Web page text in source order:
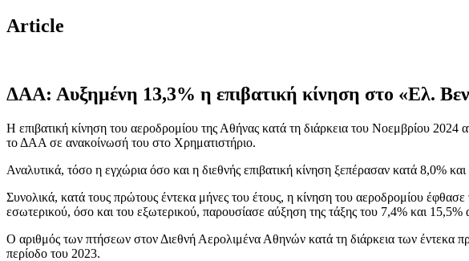
Article
ΔΑΑ: Αυξημένη 13,3% η επιβατική κίνηση στο «Ελ.
Η επιβατική κίνηση του αεροδρομίου της Αθήνας κατά τη διάρκεια του Νοεμβρίου
το ΔΑΑ σε ανακοίνωσή του στο Χρηματιστήριο.
Αναλυτικά, τόσο η εγχώρια όσο και η διεθνής επιβατική κίνηση ξεπέρασαν κατά 8,0%
Συνολικά, κατά τους πρώτους έντεκα μήνες του έτους, η κίνηση του αεροδρομίου
εσωτερικού, όσο και του εξωτερικού, παρουσίασε αύξηση της τάξης του 7,4% και 15,5%
Ο αριθμός των πτήσεων στον Διεθνή Αερολιμένα Αθηνών κατά τη διάρκεια των έντεκα
περίοδο του 2023.